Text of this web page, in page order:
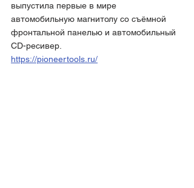
выпустила первые в мире
автомобильную магнитолу со съёмной
фронтальной панелью и автомобильный
CD-ресивер.
https://pioneertools.ru/